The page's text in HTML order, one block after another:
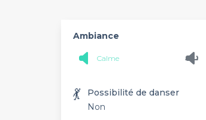
Ambiance
Calme
💃
Possibilité de danser
Non